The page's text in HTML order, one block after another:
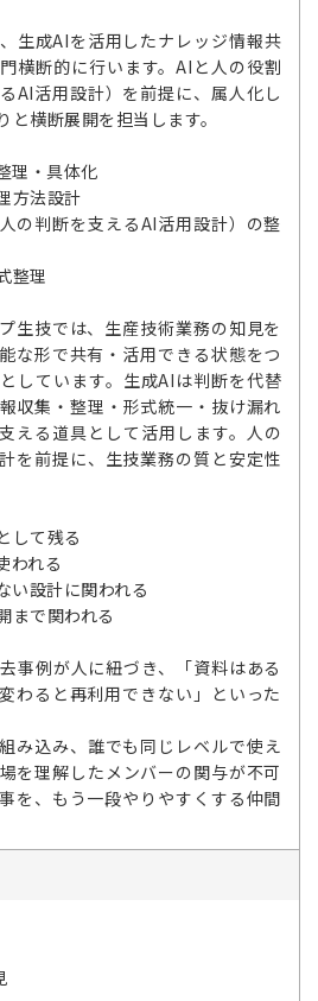
生成AIを活用したナレッジ情報共
横断的に行います。AIと人の役割
AI活用設計）を前提に、属人化し
横断展開を担当します。
理・具体化
方法設計
の判断を支えるAI活用設計）の整
整理
生技では、生産技術業務の知見を
な形で共有・活用できる状態をつ
しています。生成AIは判断を代替
収集・整理・形式統一・抜け漏れ
える道具として活用します。人の
を前提に、生技業務の質と安定性
して残る
われる
い設計に関われる
まで関われる
事例が人に紐づき、「資料はある
わると再利用できない」といった
み込み、誰でも同じレベルで使え
を理解したメンバーの関与が不可
を、もう一段やりやすくする仲間